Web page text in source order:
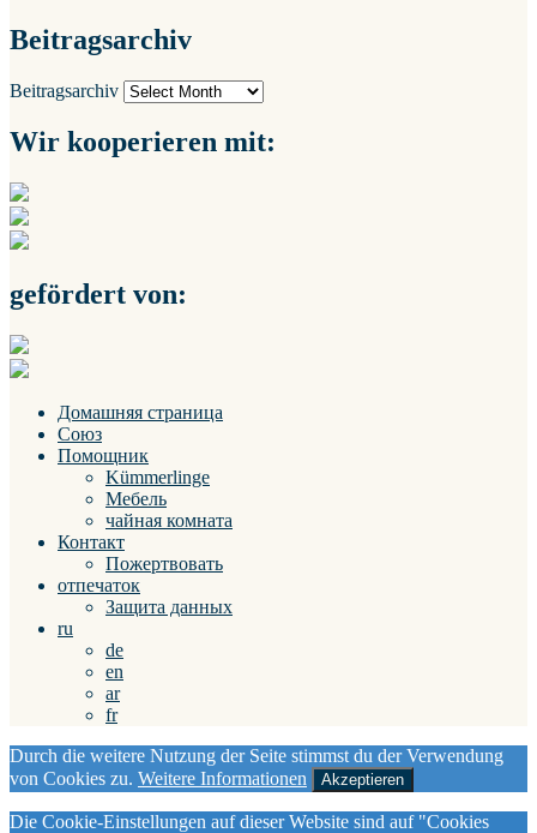
Beitragsarchiv
Beitragsarchiv
Wir kooperieren mit:
gefördert von:
Домашняя страница
Союз
Помощник
Kümmerlinge
Мебель
чайная комната
Контакт
Пожертвовать
отпечаток
Защита данных
ru
de
en
ar
fr
Durch die weitere Nutzung der Seite stimmst du der Verwendung
von Cookies zu. Weitere Informationen Akzeptieren
Die Cookie-Einstellungen auf dieser Website sind auf "Cookies